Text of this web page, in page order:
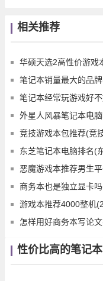
相关推荐
华硕天选2高性价游戏
笔记本销量最大的品
笔记本经常玩游戏好
外星人风暴笔记本电
竞技游戏本包推荐(竞
东芝笔记本电脑排名(
恶魔游戏本推荐男生
商务本也是独立显卡
游戏本推荐4000整机
怎样用好商务本写论
性价比高的笔记本